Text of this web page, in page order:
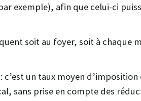
exemple), afin que celui-ci
soit au foyer, soit à chaque
: c’est un taux moyen
sans prise en compte des